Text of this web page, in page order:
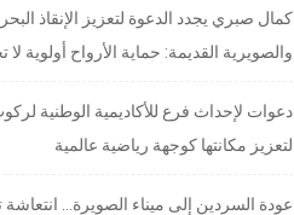
كمال صبري يجدد الدعوة لتعزيز الإنقاذ
والصويرية القديمة: حماية الأرواح أولوية لا
دعوات لإحداث فرع للأكاديمية الوطنية
لتعزيز مكانتها كوجهة رياضية عالمية
عودة السردين إلى ميناء الصويرة… انتعاشة